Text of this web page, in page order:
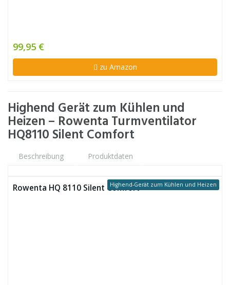
99,95 €
zu Amazon
Highend Gerät zum Kühlen und
Heizen – Rowenta Turmventilator
HQ8110 Silent Comfort
Beschreibung Produktdaten
Highend-Gerät zum Kühlen und Heizen
Rowenta HQ 8110 Silent Comfort